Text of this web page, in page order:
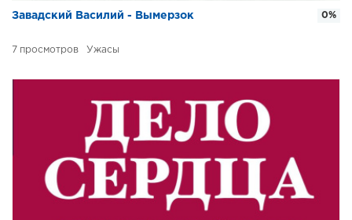
Завадский Василий - Вымерзок
7 Ужасы
0%